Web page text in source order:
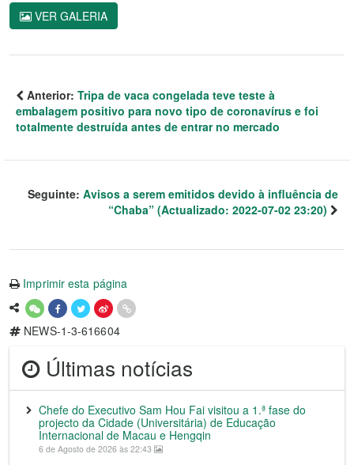
VER GALERIA
Anterior: Tripa de vaca congelada teve teste à
embalagem positivo para novo tipo de coronavírus e foi
totalmente destruída antes de entrar no mercado
Seguinte: Avisos a serem emitidos devido à influência de
“Chaba” (Actualizado: 2022-07-02 23:20)
Imprimir esta página
NEWS-1-3-616604
Últimas notícias
Chefe do Executivo Sam Hou Fai visitou a 1.ª fase do
projecto da Cidade (Universitária) de Educação
Internacional de Macau e Hengqin
6 de Agosto de 2026 às 22:43